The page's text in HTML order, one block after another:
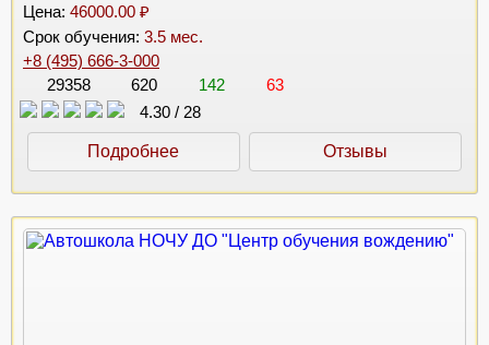
Цена: 46000.00 ₽
Срок обучения: 3.5 мес.
+8 (495) 666-3-000
29358
620 142
63
4.30 / 28
Подробнее Отзывы